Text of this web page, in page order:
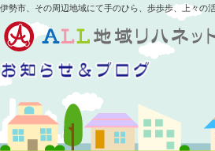
伊勢市、その周辺地域にて手のひら、歩歩歩、上々の